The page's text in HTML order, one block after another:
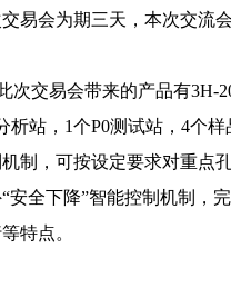
易会为期三天，本次交流
交易会带来的产品有3H-
站，1个P0测试站，4个样
制，可按设定要求对重点
安全下降”智能控制机制，
特点。